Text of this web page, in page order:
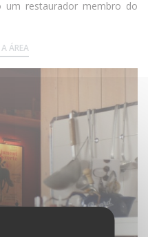
um restaurador membro do
ÁREA